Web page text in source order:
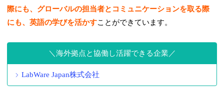
際にも、グローバルの担当者とコミュニケーションを取る際
にも、英語の学びを活かすことができています。
海外拠点と協働し活躍できる企業
LabWare Japan株式会社